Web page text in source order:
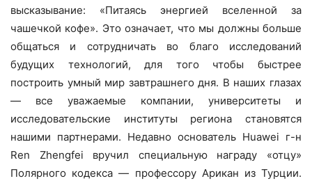
высказывание: «Питаясь энергией вселенной за
чашечкой кофе». Это означает, что мы должны больше
общаться и сотрудничать во благо исследований
будущих технологий, для того чтобы быстрее
построить умный мир завтрашнего дня. В наших глазах
— все уважаемые компании, университеты и
исследовательские институты региона становятся
нашими партнерами. Недавно основатель Huawei г-н
Ren Zhengfei вручил специальную награду «отцу»
Полярного кодекса — профессору Арикан из Турции.